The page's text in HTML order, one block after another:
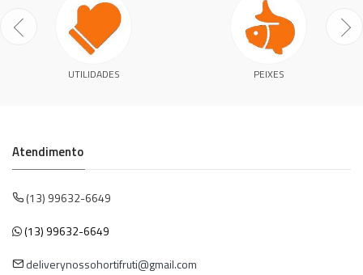
UTILIDADES PEIXES
Atendimento
(13) 99632-6649
(13) 99632-6649
deliverynossohortifruti@gmail.com